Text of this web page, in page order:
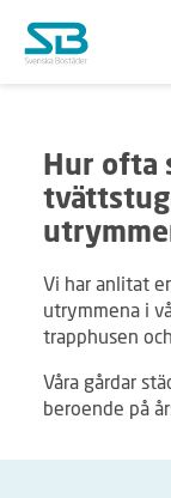
Hur ofta
Vi har anlitat
utrymmena i
trapphusen
Våra gårdar
beroende på